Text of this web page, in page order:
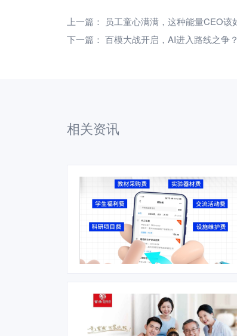
上一篇：
员工童心满满，这种能量CEO该
下一篇： 百模大战开启，AI进入路线之争？
相关资讯